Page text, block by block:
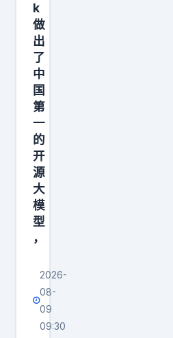
，
也
不
是
让
一
个
k
做
出
了
中
国
第
一
的
开
源
大
模
型
，
2026-
08-
09
09:30